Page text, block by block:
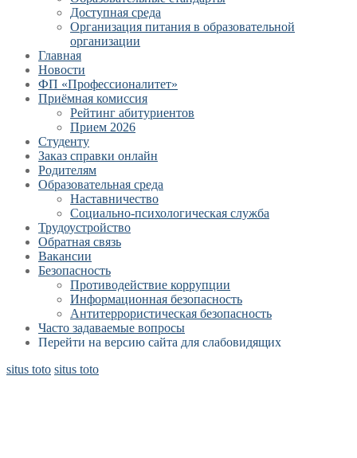
Доступная среда
Организация питания в образовательной
организации
Главная
Новости
ФП «Профессионалитет»
Приёмная комиссия
Рейтинг абитуриентов
Прием 2026
Студенту
Заказ справки онлайн
Родителям
Образовательная среда
Наставничество
Социально-психологическая служба
Трудоустройство
Обратная связь
Вакансии
Безопасность
Противодействие коррупции
Информационная безопасность
Антитеррористическая безопасность
Часто задаваемые вопросы
Перейти на версию сайта для слабовидящих
situs toto situs toto